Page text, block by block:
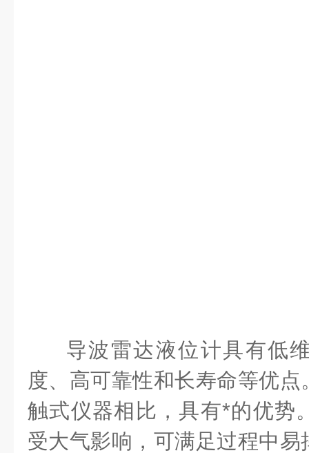
导波雷达液位计具有低
度、高可靠性和长寿命等优
触式仪器相比，具有*的优势
受大气影响，可满足过程中